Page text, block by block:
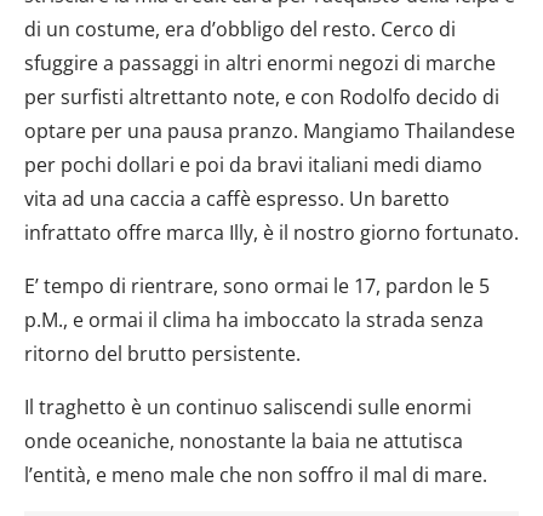
Utilizziamo i cookie per personalizzare contenuti ed
annunci, per fornire funzionalità dei social media e per
analizzare il nostro traffico. Condividiamo inoltre
informazioni sul modo in cui utilizzi il nostro sito con i
nostri partner che si occupano di analisi dei dati web,
pubblicità e social media, i quali potrebbero combinarle
con altre informazioni che hai fornito loro o che hanno
di un costume, era d’obbligo del resto. Cerco di
sfuggire a passaggi in altri enormi negozi di marche
per surfisti altrettanto note, e con Rodolfo decido di
optare per una pausa pranzo. Mangiamo Thailandese
per pochi dollari e poi da bravi italiani medi diamo
vita ad una caccia a caffè espresso. Un baretto
infrattato offre marca Illy, è il nostro giorno fortunato.
E’ tempo di rientrare, sono ormai le 17, pardon le 5
p.M., e ormai il clima ha imboccato la strada senza
ritorno del brutto persistente.
Il traghetto è un continuo saliscendi sulle enormi
onde oceaniche, nonostante la baia ne attutisca
l’entità, e meno male che non soffro il mal di mare.